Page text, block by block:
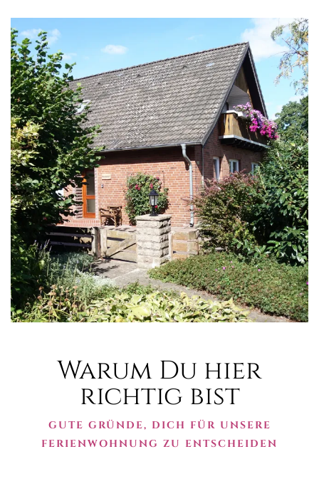
GUTE GRÜNDE, DICH FÜR UNSERE
FERIENWOHNUNG ZU ENTSCHEIDEN
Warum Du hier
richtig bist